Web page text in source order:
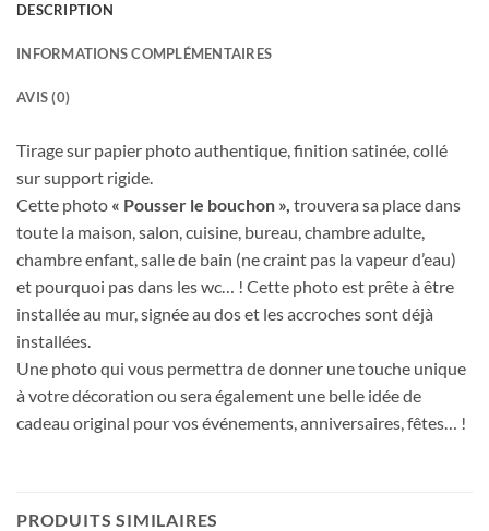
DESCRIPTION
INFORMATIONS COMPLÉMENTAIRES
AVIS (0)
Tirage sur papier photo authentique, finition satinée, collé
sur support rigide.
Cette photo « Pousser le bouchon », trouvera sa place dans
toute la maison, salon, cuisine, bureau, chambre adulte,
chambre enfant, salle de bain (ne craint pas la vapeur d’eau)
et pourquoi pas dans les wc… ! Cette photo est prête à être
installée au mur, signée au dos et les accroches sont déjà
installées.
Une photo qui vous permettra de donner une touche unique
à votre décoration ou sera également une belle idée de
cadeau original pour vos événements, anniversaires, fêtes… !
PRODUITS SIMILAIRES